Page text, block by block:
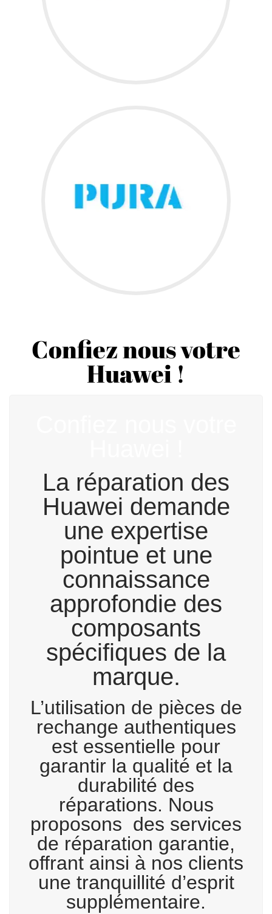
Confiez nous votre
Huawei !
La réparation des
Huawei demande
une expertise
pointue et une
connaissance
approfondie des
composants
spécifiques de la
marque.
L’utilisation de pièces de
rechange authentiques
est essentielle pour
garantir la qualité et la
durabilité des
réparations. Nous
proposons des services
de réparation garantie,
offrant ainsi à nos clients
une tranquillité d’esprit
supplémentaire.